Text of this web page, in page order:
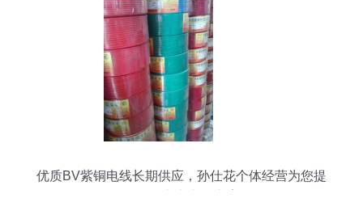
优质BV紫铜电线长期供应，孙仕花个体经营为您提